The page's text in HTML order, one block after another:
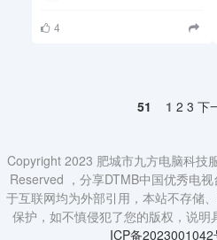
4
51 1 2 3 下
Copyright 2023 肥城市九方电脑科技
Reserved ，分享DTMB中国优秀电
于互联网均为外部引用，本站不存储
保护，如不慎侵犯了您的版权，说明
ICP备2023001042